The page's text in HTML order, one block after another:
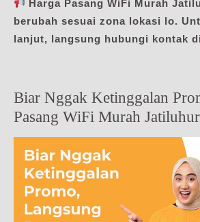
Harga Pasang WiFi Murah
berubah sesuai zona lokasi lo.
lanjut, langsung hubungi kontak
Biar Nggak Ketinggalan
Pasang WiFi Murah